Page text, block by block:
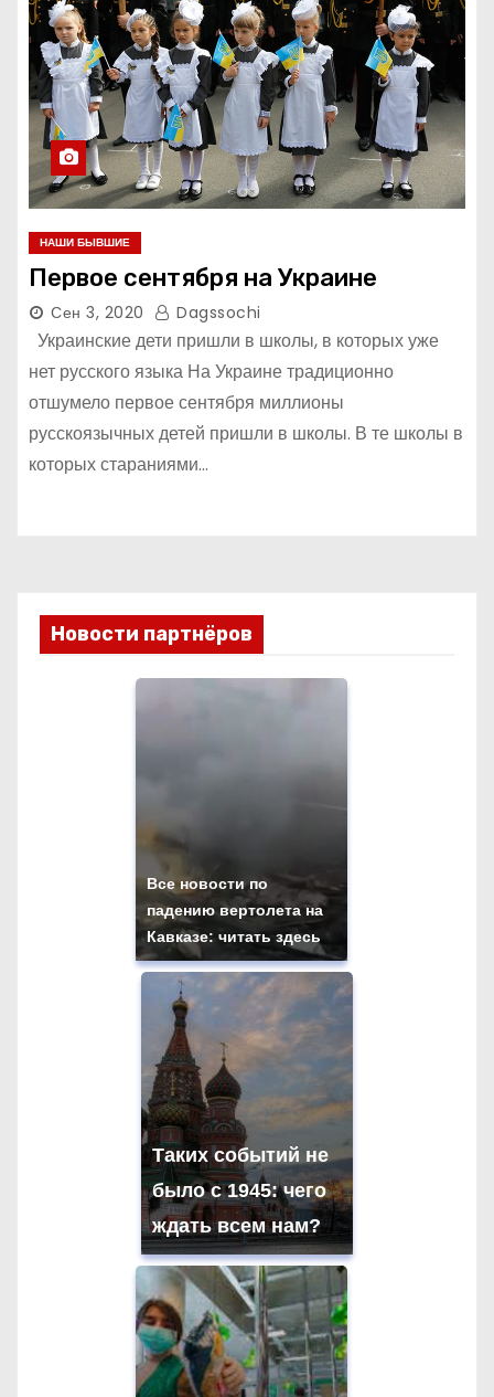
НАШИ БЫВШИЕ
Первое сентября на Украине
Сен 3, 2020 Dagssochi
Украинские дети пришли в школы, в которых уже
нет русского языка На Украине традиционно
отшумело первое сентября миллионы
русскоязычных детей пришли в школы. В те школы в
которых стараниями…
Новости партнёров
Все новости по
падению вертолета на
Кавказе: читать здесь
Таких событий не
было с 1945: чего
ждать всем нам?